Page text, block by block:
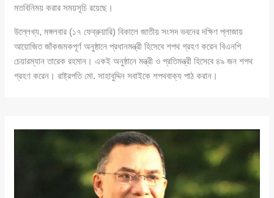
মতবিনিময় করার সময়সূচি রয়েছে।
উল্লেখ্য, মঙ্গলবার (১৭ ফেব্রুয়ারি) বিকালে জাতীয় সংসদ ভবনের দক্ষিণ প্লাজায়
আয়োজিত জাঁকজমকপূর্ণ অনুষ্ঠানে প্রধানমন্ত্রী হিসেবে শপথ গ্রহণ করেন বিএনপি
চেয়ারম্যান তারেক রহমান। একই অনুষ্ঠানে মন্ত্রী ও প্রতিমন্ত্রী হিসেবে ৪৯ জন শপথ
গ্রহণ করেন। রাষ্ট্রপতি মো. সাহাবুদ্দিন সবাইকে শপথবাক্য পাঠ করান।